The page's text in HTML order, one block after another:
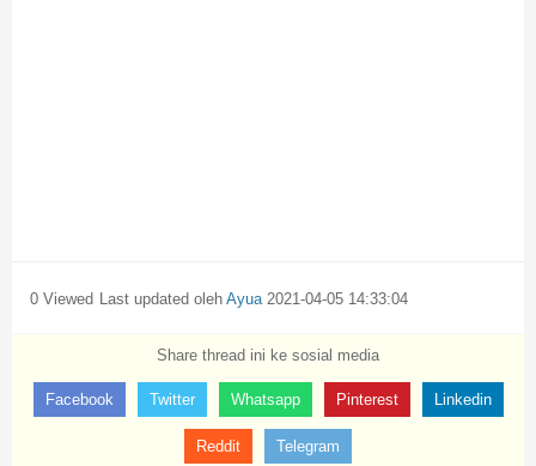
0 Viewed Last updated oleh Ayua 2021-04-05 14:33:04
Share thread ini ke sosial media
Facebook Twitter Whatsapp Pinterest Linkedin
Reddit Telegram